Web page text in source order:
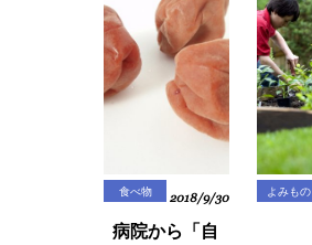
食べ物 2018/9/30
病院から「自
よみもの